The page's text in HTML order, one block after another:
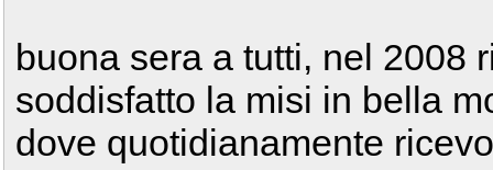
buona sera a tutti, nel 2008
soddisfatto la misi in bella
dove quotidianamente